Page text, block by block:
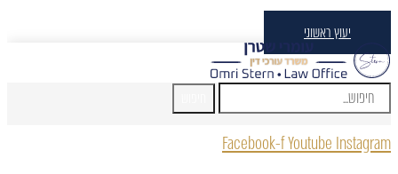
יעוץ ראשוני
Facebook-fYoutube Instagram